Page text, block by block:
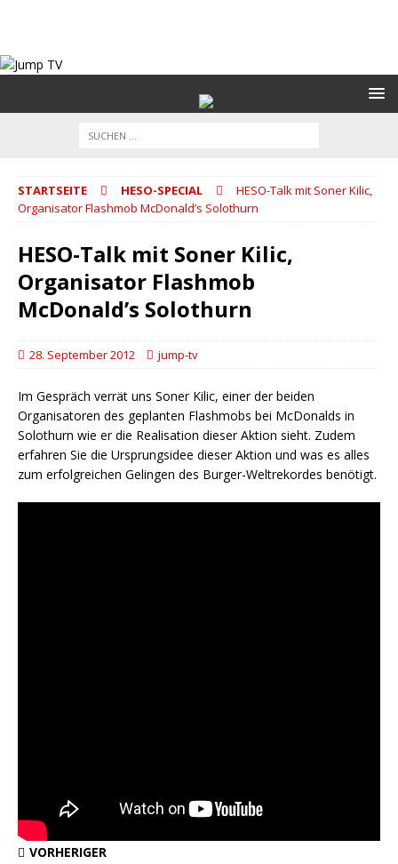
STARTSEITE HESO-SPECIAL
HESO-Talk mit Soner Kilic,
Organisator Flashmob McDonald’s Solothurn
HESO-Talk mit Soner Kilic,
Organisator Flashmob
McDonald’s Solothurn
28. September 2012 jump-tv
Im Gespräch verrät uns Soner Kilic, einer der beiden
Organisatoren des geplanten Flashmobs bei McDonalds in
Solothurn wie er die Realisation dieser Aktion sieht. Zudem
erfahren Sie die Ursprungsidee dieser Aktion und was es alles
zum erfolgreichen Gelingen des Burger-Weltrekordes benötigt.
VORHERIGER